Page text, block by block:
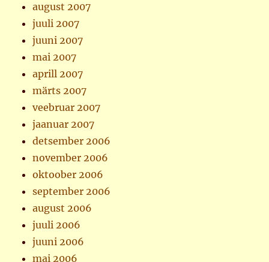
august 2007
juuli 2007
juuni 2007
mai 2007
aprill 2007
märts 2007
veebruar 2007
jaanuar 2007
detsember 2006
november 2006
oktoober 2006
september 2006
august 2006
juuli 2006
juuni 2006
mai 2006